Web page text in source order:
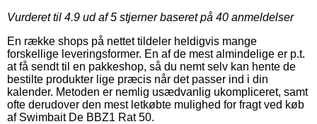
Vurderet til 4.9 ud af 5 stjerner baseret på 40 anmeldelser
En række shops på nettet tildeler heldigvis mange
forskellige leveringsformer. En af de mest almindelige er p.t.
at få sendt til en pakkeshop, så du nemt selv kan hente de
bestilte produkter lige præcis når det passer ind i din
kalender. Metoden er nemlig usædvanlig ukompliceret, samt
ofte derudover den mest letkøbte mulighed for fragt ved køb
af Swimbait De BBZ1 Rat 50.